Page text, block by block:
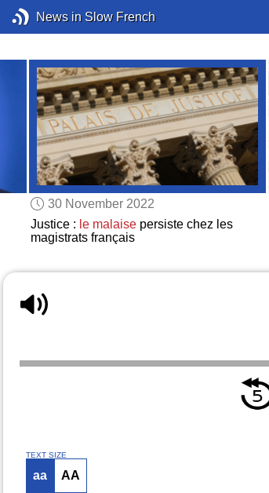
News in Slow French
30 November 2022
Justice : le malaisepersiste chez les
magistrats français
TEXT SIZE
aa AA